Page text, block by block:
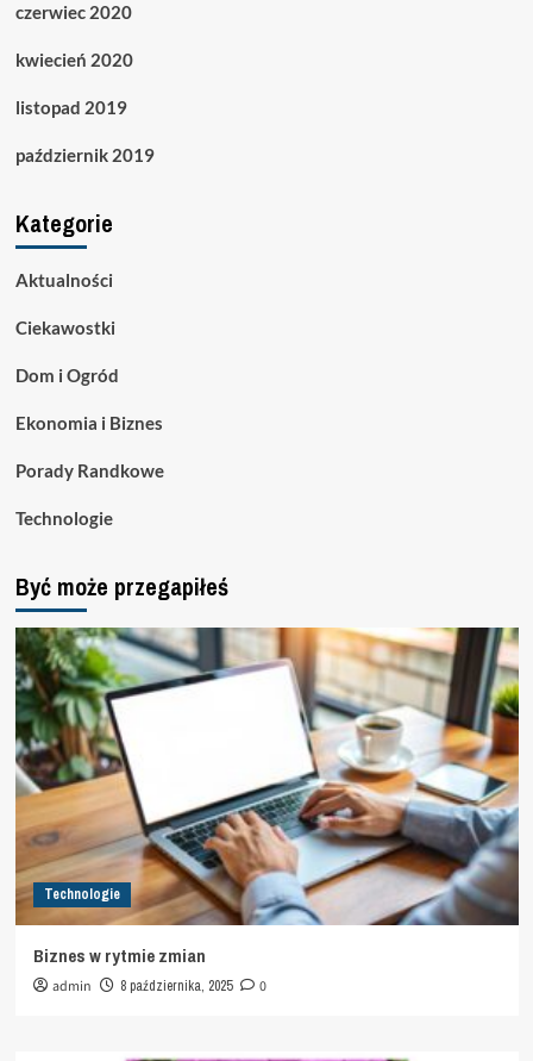
czerwiec 2020
kwiecień 2020
listopad 2019
październik 2019
Kategorie
Aktualności
Ciekawostki
Dom i Ogród
Ekonomia i Biznes
Porady Randkowe
Technologie
Być może przegapiłeś
Technologie
Biznes w rytmie zmian
admin 8 października, 2025 0